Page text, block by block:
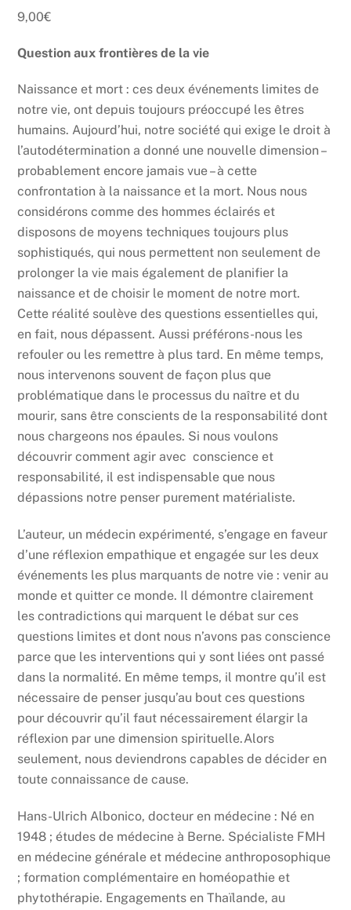
9,00€
Question aux frontières de la vie
Naissance et mort : ces deux événements limites de
notre vie, ont depuis toujours préoccupé les êtres
humains. Aujourd’hui, notre société qui exige le droit à
l’autodétermination a donné une nouvelle dimension –
probablement encore jamais vue – à cette
confrontation à la naissance et la mort. Nous nous
considérons comme des hommes éclairés et
disposons de moyens techniques toujours plus
sophistiqués, qui nous permettent non seulement de
prolonger la vie mais également de planifier la
naissance et de choisir le moment de notre mort.
Cette réalité soulève des questions essentielles qui,
en fait, nous dépassent. Aussi préférons-nous les
refouler ou les remettre à plus tard. En même temps,
nous intervenons souvent de façon plus que
problématique dans le processus du naître et du
mourir, sans être conscients de la responsabilité dont
nous chargeons nos épaules. Si nous voulons
découvrir comment agir avec conscience et
responsabilité, il est indispensable que nous
dépassions notre penser purement matérialiste.
L’auteur, un médecin expérimenté, s’engage en faveur
d’une réflexion empathique et engagée sur les deux
événements les plus marquants de notre vie : venir au
monde et quitter ce monde. Il démontre clairement
les contradictions qui marquent le débat sur ces
questions limites et dont nous n’avons pas conscience
parce que les interventions qui y sont liées ont passé
dans la normalité. En même temps, il montre qu’il est
nécessaire de penser jusqu’au bout ces questions
pour découvrir qu’il faut nécessairement élargir la
réflexion par une dimension spirituelle.Alors
seulement, nous deviendrons capables de décider en
toute connaissance de cause.
Hans-Ulrich Albonico, docteur en médecine : Né en
1948 ; études de médecine à Berne. Spécialiste FMH
en médecine générale et médecine anthroposophique
; formation complémentaire en homéopathie et
phytothérapie. Engagements en Thaïlande, au